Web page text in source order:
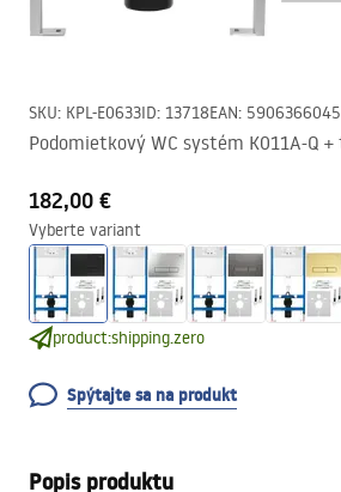
SKU: KPL-E0633ID: 13718EAN:
Podomietkový WC systém K011A-Q
182,00 €
Vyberte variant
product:shipping.zero
Spýtajte sa na produkt
Popis produktu